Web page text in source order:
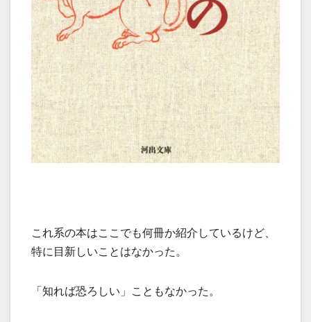
これ系の本はここでも何冊か紹介しているけど、
特に目新しいことはなかった。
「知れば恐ろしい」こともなかった。